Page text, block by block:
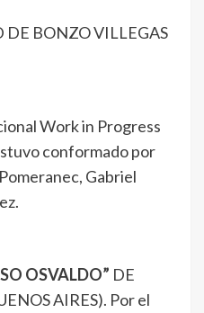
DE BONZO VILLEGAS
Work in Progress
conformado por
Gabriel
OSVALDO” DE
AIRES). Por el